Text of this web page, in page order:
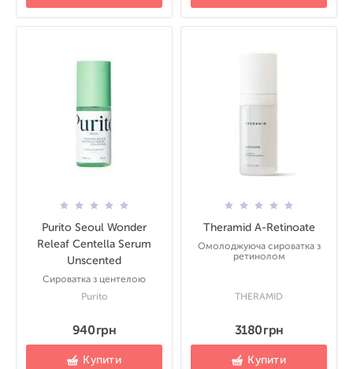
Purito Seoul Wonder
Releaf Centella Serum
Unscented
Сироватка з центелою
Purito
940 грн
Купити
Theramid A-Retinoate
Омолоджуюча сироватка з
ретинолом
THERAMID
3180 грн
Купити